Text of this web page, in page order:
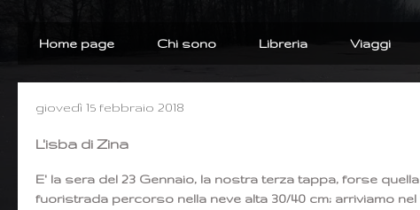
Home page Chi sono Libreria Viaggi
giovedì 15 febbraio 2018
L'isba di Zina
E' la sera del 23 Gennaio, la nostra terza tappa, forse
fuoristrada percorso nella neve alta 30/40 cm; arriviamo